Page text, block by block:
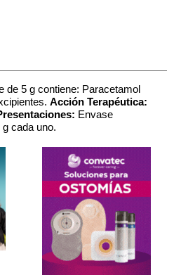
de 5 g contiene: Paracetamol
Acción Terapéutica:
Envase
cada uno.